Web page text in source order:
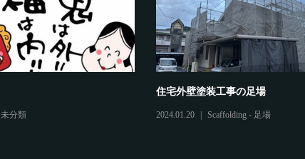
未分類
住宅外壁塗装工事の足場
2024.01.20 Scaffolding - 足場